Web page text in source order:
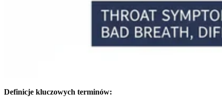
Definicje kluczowych terminów: